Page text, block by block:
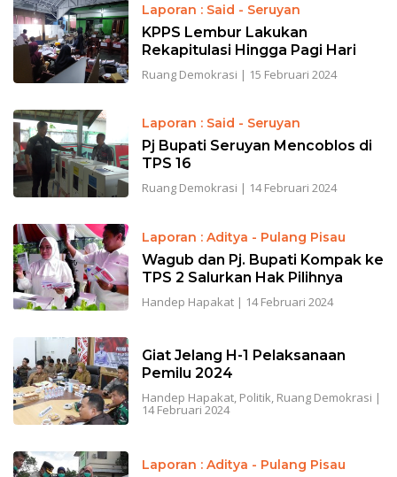
Laporan : Said - Seruyan
KPPS Lembur Lakukan
Rekapitulasi Hingga Pagi Hari
Ruang Demokrasi | 15 Februari 2024
Laporan : Said - Seruyan
Pj Bupati Seruyan Mencoblos di
TPS 16
Ruang Demokrasi | 14 Februari 2024
Laporan : Aditya - Pulang Pisau
Wagub dan Pj. Bupati Kompak ke
TPS 2 Salurkan Hak Pilihnya
Handep Hapakat| 14 Februari 2024
Giat Jelang H-1 Pelaksanaan
Pemilu 2024
Handep Hapakat, Politik Ruang Demokrasi |
14 Februari 2024
Laporan : Aditya - Pulang Pisau